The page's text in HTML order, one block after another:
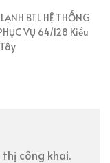
BTL HỆ THỐNG
VỤ 64/128 Kiều
thị công khai.